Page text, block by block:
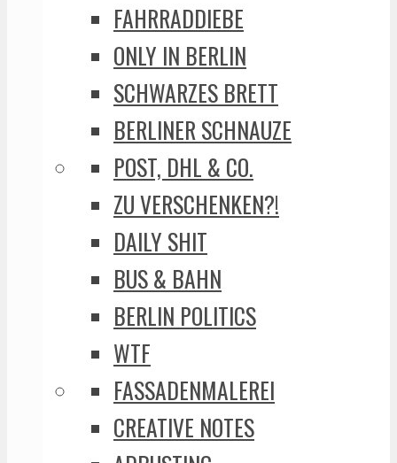
FAHRRADDIEBE
ONLY IN BERLIN
SCHWARZES BRETT
BERLINER SCHNAUZE
POST, DHL & CO.
ZU VERSCHENKEN?!
DAILY SHIT
BUS & BAHN
BERLIN POLITICS
WTF
FASSADENMALEREI
CREATIVE NOTES